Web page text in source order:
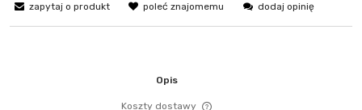
zapytaj o produkt poleć znajomemu dodaj opinię
Opis
Koszty dostawy